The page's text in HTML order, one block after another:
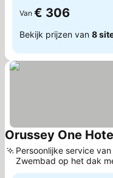
Van € 306
Bekijk prijzen van 8
Orussey One
Persoonlijke service
Zwembad op het dak
de stad